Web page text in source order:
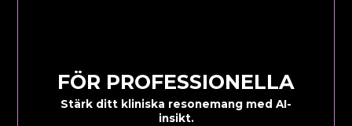
FÖR PROFESSIONELLA
Stärk ditt kliniska resonemang med AI-
insikt.